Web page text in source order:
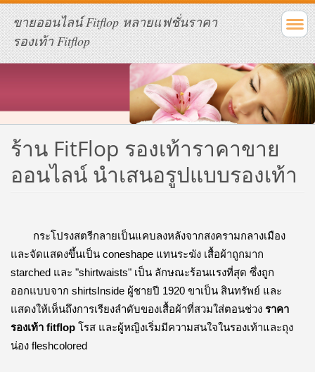
ขายออนไลน์ Fitflop หลายแฟชั่นราคา
รองเท้า Fitflop
ร้าน FitFlop รองเท้าราคาขาย
ออนไลน์ นำเสนอรูปแบบรองเท้า
กระโปรงสตรีกลายเป็นแคบลงหลังจากสงครามกลางเมือง
และจัดแสดงขึ้นเป็น coneshape แทนระฆัง เสื้อผ้าถูกมาก
starched และ "shirtwaists" เป็น ลักษณะร้อนแรงที่สุด ซึ่งถูก
ออกแบบจาก shirtsInside ผู้ชายปี 1920 ขาเป็น สินทรัพย์ และ
แสดงให้เห็นถึงการเรียงลำดับของเสื้อผ้าที่สวมใส่ตอนช่วง ราคา
รองเท้า fitflop โรส และผู้หญิงเริ่มมีความสนใจในรองเท้าและถุง
น่อง fleshcolored